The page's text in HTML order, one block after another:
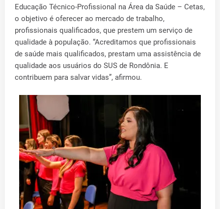
Educação Técnico-Profissional na Área da Saúde – Cetas,
o objetivo é oferecer ao mercado de trabalho,
profissionais qualificados, que prestem um serviço de
qualidade à população. “Acreditamos que profissionais
de saúde mais qualificados, prestam uma assistência de
qualidade aos usuários do SUS de Rondônia. E
contribuem para salvar vidas”, afirmou.